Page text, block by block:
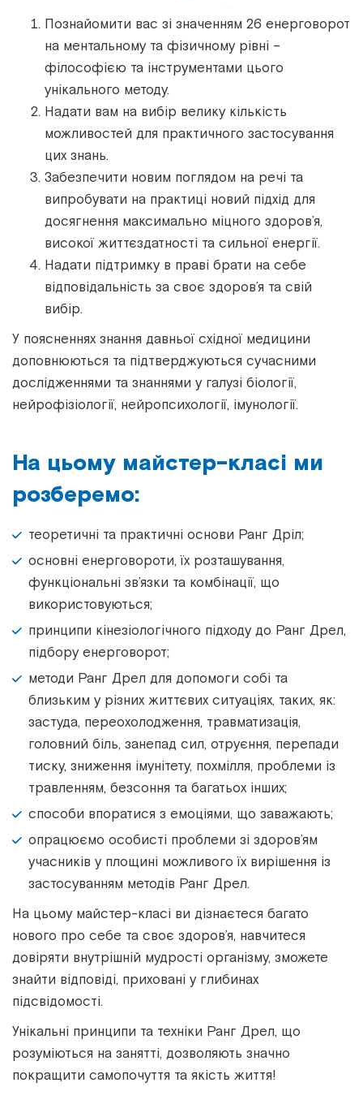
Познайомити вас зі значенням 26 енерговорот
на ментальному та фізичному рівні –
філософією та інструментами цього
унікального методу.
Надати вам на вибір велику кількість
можливостей для практичного застосування
цих знань.
Забезпечити новим поглядом на речі та
випробувати на практиці новий підхід для
досягнення максимально міцного здоров’я,
високої життєздатності та сильної енергії.
Надати підтримку в праві брати на себе
відповідальність за своє здоров’я та свій
вибір.
У поясненнях знання давньої східної медицини
доповнюються та підтверджуються сучасними
дослідженнями та знаннями у галузі біології,
нейрофізіології, нейропсихології, імунології.
На цьому майстер-класі ми
розберемо:
теоретичні та практичні основи Ранг Дріл;
основні енерговороти, їх розташування,
функціональні зв’язки та комбінації, що
використовуються;
принципи кінезіологічного підходу до Ранг Дрел,
підбору енерговорот;
методи Ранг Дрел для допомоги собі та
близьким у різних життєвих ситуаціях, таких, як:
застуда, переохолодження, травматизація,
головний біль, занепад сил, отруєння, перепади
тиску, зниження імунітету, похмілля, проблеми із
травленням, безсоння та багатьох інших;
способи впоратися з емоціями, що заважають;
опрацюємо особисті проблеми зі здоров’ям
учасників у площині можливого їх вирішення із
застосуванням методів Ранг Дрел.
На цьому майстер-класі ви дізнаєтеся багато
нового про себе та своє здоров’я, навчитеся
довіряти внутрішній мудрості організму, зможете
знайти відповіді, приховані у глибинах
підсвідомості.
Унікальні принципи та техніки Ранг Дрел, що
розуміються на занятті, дозволяють значно
покращити самопочуття та якість життя!